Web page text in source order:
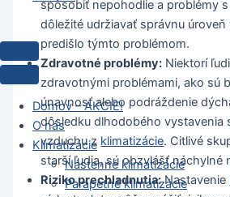
Domov – AKCIE!
O nás
Klimatizácie
Nástenné klimatizácie
Parapetné klimatizácie
spôsobiť nepohodlie a problémy
dôležité udržiavať správnu
predišlo týmto problémom.
Zdravotné problémy: Niektorí
zdravotnými problémami, ako sú
únavnosť alebo podráždenie
dôsledku dlhodobého vystavenia
vzduchu z klimatizácie. Citlivé
starší ľudia, sú obzvlášť náchylné
Riziko prechladnutia:Nastavenie